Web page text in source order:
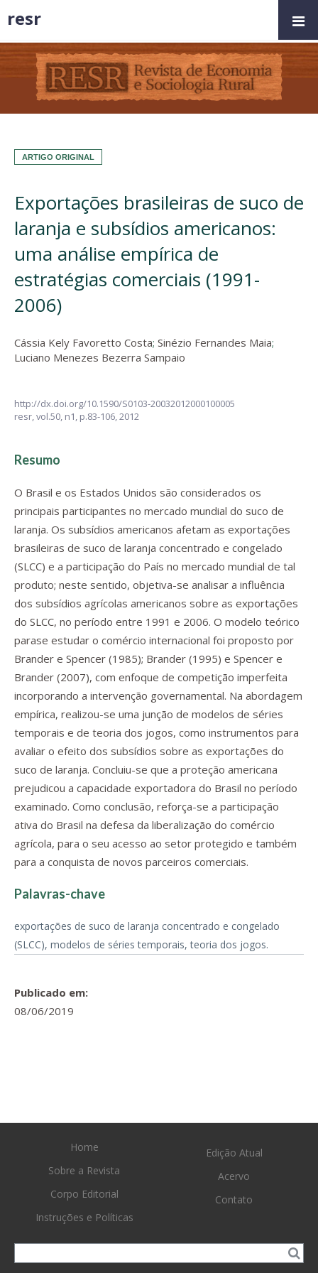
ARTIGO ORIGINAL
Exportações brasileiras de suco de
laranja e subsídios americanos:
uma análise empírica de
estratégias comerciais (1991-
2006)
Cássia Kely Favoretto Costa; Sinézio Fernandes Maia;
Luciano Menezes Bezerra Sampaio
http://dx.doi.org/10.1590/S0103-20032012000100005
resr,vol.50, n1, p.83-106, 2012
Resumo
O Brasil e os Estados Unidos são considerados os
principais participantes no mercado mundial do suco de
laranja. Os subsídios americanos afetam as exportações
brasileiras de suco de laranja concentrado e congelado
(SLCC) e a participação do País no mercado mundial de tal
produto; neste sentido, objetiva-se analisar a influência
dos subsídios agrícolas americanos sobre as exportações
do SLCC, no período entre 1991 e 2006. O modelo teórico
parase estudar o comércio internacional foi proposto por
Brander e Spencer (1985); Brander (1995) e Spencer e
Brander (2007), com enfoque de competição imperfeita
incorporando a intervenção governamental. Na abordagem
empírica, realizou-se uma junção de modelos de séries
temporais e de teoria dos jogos, como instrumentos para
avaliar o efeito dos subsídios sobre as exportações do
suco de laranja. Concluiu-se que a proteção americana
prejudicou a capacidade exportadora do Brasil no período
examinado. Como conclusão, reforça-se a participação
ativa do Brasil na defesa da liberalização do comércio
agrícola, para o seu acesso ao setor protegido e também
para a conquista de novos parceiros comerciais.
Palavras-chave
exportações de suco de laranja concentrado e congelado
(SLCC), modelos de séries temporais, teoria dos jogos.
Publicado em:
08/06/2019
Home
Sobre a Revista
Corpo Editorial
Instruções e Políticas
Edição Atual
Acervo
Contato
resr